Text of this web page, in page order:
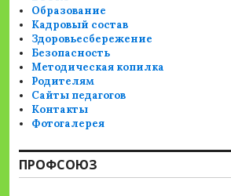
Образование
Кадровый состав
Здоровьесбережение
Безопасность
Методическая копилка
Родителям
Сайты педагогов
Контакты
Фотогалерея
ПРОФСОЮЗ